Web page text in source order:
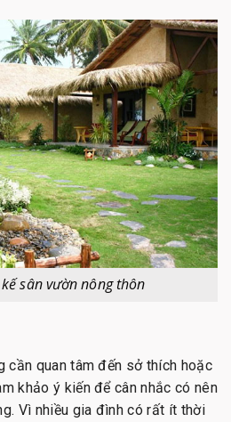
sân vườn nông thôn
cần quan tâm đến sở thích hoặc
khảo ý kiến để cân nhắc có nên
Vì nhiều gia đình có rất ít thời